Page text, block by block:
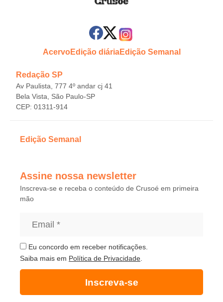
AcervoEdição diáriaEdição Semanal
Redação SP
Av Paulista, 777 4º andar cj 41
Bela Vista, São Paulo-SP
CEP: 01311-914
Edição Semanal
Assine nossa newsletter
Inscreva-se e receba o conteúdo de Crusoé em primeira
mão
Eu concordo em receber notificações.
Saiba mais em Política de Privacidade
Inscreva-se